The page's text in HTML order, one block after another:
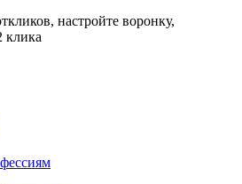
настройте воронку,
клика